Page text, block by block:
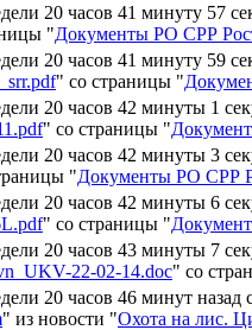
20 часов 41 минуту 57
"Документы РО СРР
20 часов 41 минуту 59
" со страницы "
20 часов 42 минуты 1
" со страницы "
20 часов 42 минуты 3
"Документы РО СРР
20 часов 42 минуты 6
" со страницы "
20 часов 43 минуты 7
22-02-14.doc" со
20 часов 46 минут назад
" из новости "Охота на лис.